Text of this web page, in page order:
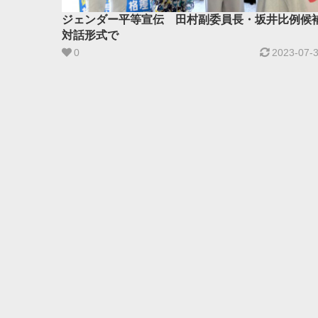
ジェンダー平等宣伝 田村副委員長・坂井比例候
対話形式で
0 2023-07-